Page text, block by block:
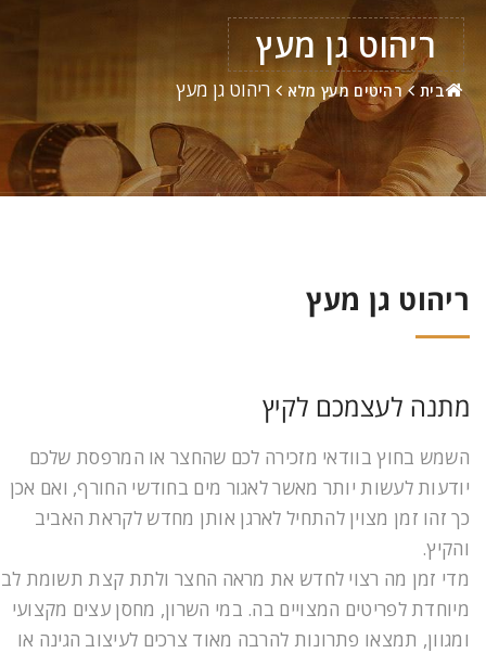
ריהוט גן מעץ
בית רהיטים מעץ מלא ריהוט גן מעץ
ריהוט גן מעץ
מתנה לעצמכם לקיץ
השמש בחוץ בוודאי מזכירה לכם שהחצר או המרפסת שלכם
יודעות לעשות יותר מאשר לאגור מים בחודשי החורף, ואם אכן
כך זהו זמן מצוין להתחיל לארגן אותן מחדש לקראת האביב
והקיץ.
מדי זמן מה רצוי לחדש את מראה החצר ולתת קצת תשומת לב
מיוחדת לפריטים המצויים בה. במי השרון, מחסן עצים מקצועי
ומגוון, תמצאו פתרונות להרבה מאוד צרכים לעיצוב הגינה או